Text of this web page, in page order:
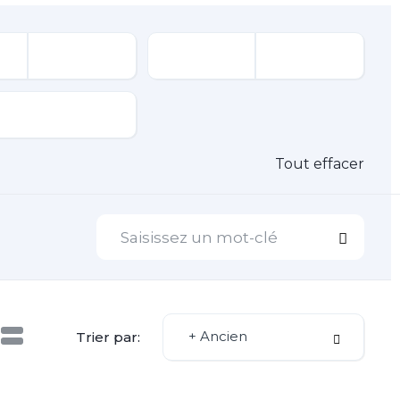
Tout effacer
Trier par: + Ancien